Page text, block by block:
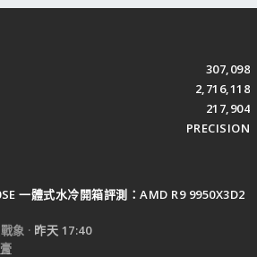
307,098
2,716,118
217,904
PRECISION
一體式水冷開箱評測：AMD R9 9950X3D2
象
昨天 17:40